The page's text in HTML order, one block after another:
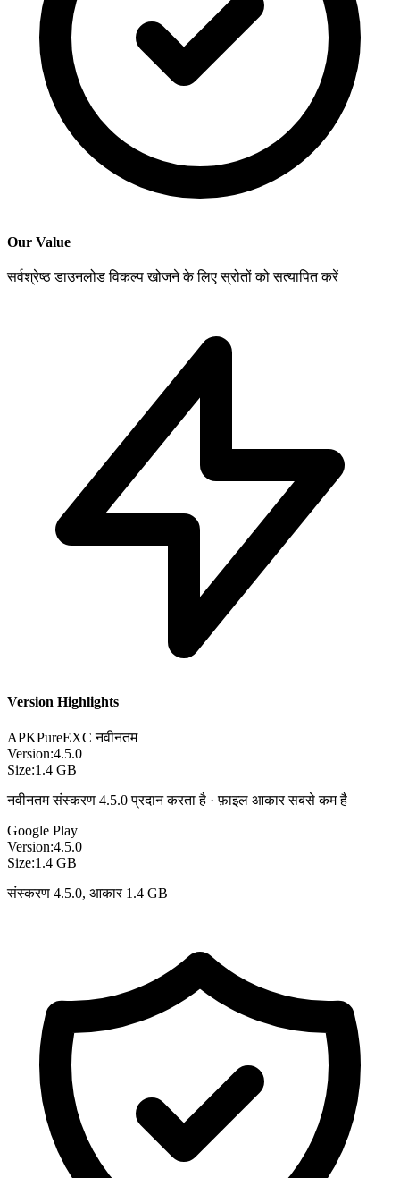
Our Value
सर्वश्रेष्ठ डाउनलोड विकल्प खोजने के लिए स्रोतों को सत्यापित करें
Version Highlights
APKPureEXC नवीनतम
Version:4.5.0
Size:1.4 GB
नवीनतम संस्करण 4.5.0 प्रदान करता है · फ़ाइल आकार सबसे कम है
Google Play
Version:4.5.0
Size:1.4 GB
संस्करण 4.5.0, आकार 1.4 GB